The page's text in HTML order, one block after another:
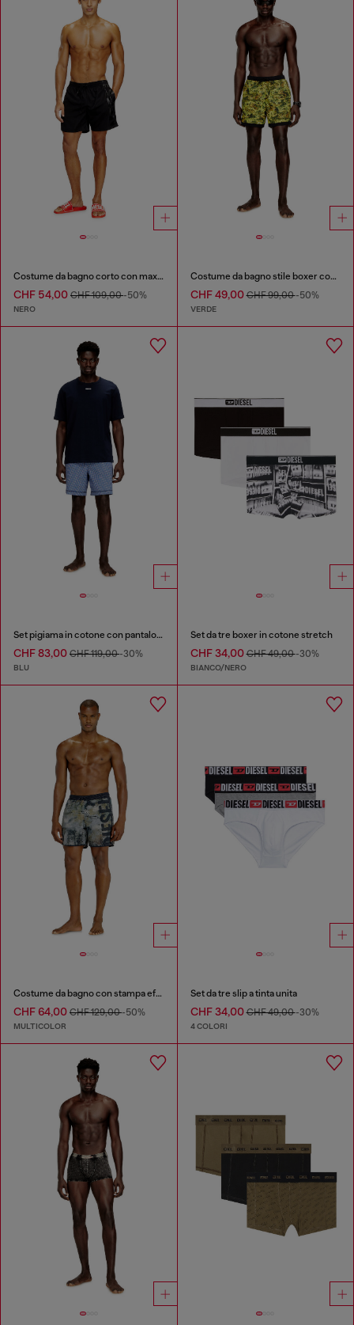
Costume da bagno corto con maxi logo
CHF 54,00 CHF 109,00-50%
NERO
Costume da bagno stile boxer con stampa integrale
CHF 49,00CHF 99,00-50%
VERDE
Set pigiama in cotone con pantaloncini a quadri
CHF 83,00 CHF 119,00-30%
BLU
Set da tre boxer in cotone stretch
CHF 34,00CHF 49,00-30%
BIANCO/NERO
Costume da bagno con stampa effetto usurato e maxi logo
CHF 64,00 CHF 129,00-50%
MULTICOLOR
Set da tre slip a tinta unita
CHF 34,00CHF 49,00-30%
4 COLORI